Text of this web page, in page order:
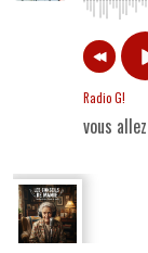
Radio G!
vous